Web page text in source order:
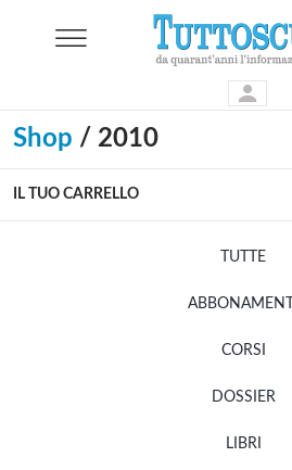
Shop / 2010
IL TUO CARRELLO
TUTTE
ABBONAMENTI
CORSI
DOSSIER
LIBRI